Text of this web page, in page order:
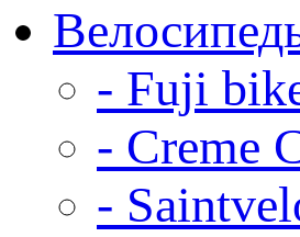
- Fuji
- Creme
-